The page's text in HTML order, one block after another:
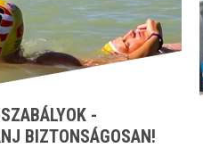
-
BIZTONSÁGOSAN!